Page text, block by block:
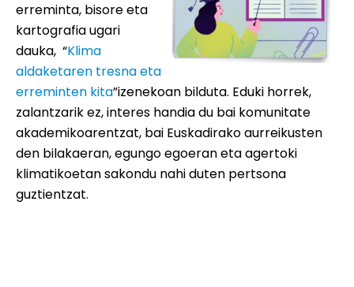
erreminta, bisore eta
kartografia ugari
dauka, “Klima
aldaketaren tresna eta
erreminten kita”izenekoan bilduta. Eduki horrek,
zalantzarik ez, interes handia du bai komunitate
akademikoarentzat, bai Euskadirako aurreikusten
den bilakaeran, egungo egoeran eta agertoki
klimatikoetan sakondu nahi duten pertsona
guztientzat.